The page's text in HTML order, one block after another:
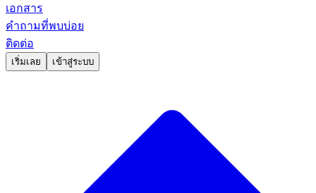
เอกสาร
คำถามที่พบบ่อย
ติดต่อ
เริ่มเลย เข้าสู่ระบบ